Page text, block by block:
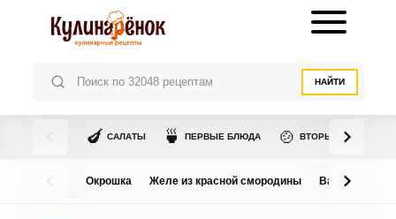
НАЙТИ
🍆 САЛАТЫ 🍵 ПЕРВЫЕ БЛЮДА 🍲 ВТОРЫЕ БЛЮДА
Окрошка Желе из красной смородины Варенье из